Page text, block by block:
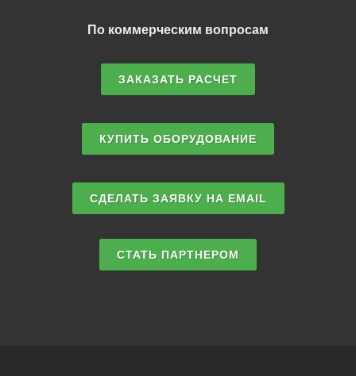
По коммерческим вопросам
ЗАКАЗАТЬ РАСЧЕТ
КУПИТЬ ОБОРУДОВАНИЕ
СДЕЛАТЬ ЗАЯВКУ НА EMAIL
СТАТЬ ПАРТНЕРОМ